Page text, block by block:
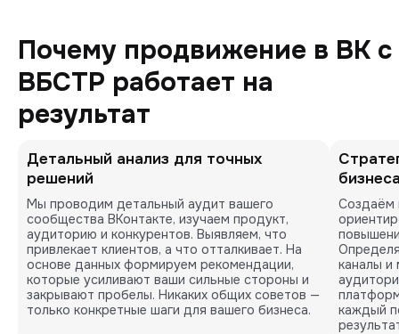
Почему продвижение в ВК с
ВБСТР работает на
результат
Детальный анализ для точных
решений
Мы проводим детальный аудит вашего
сообщества ВКонтакте, изучаем продукт,
аудиторию и конкурентов. Выявляем, что
привлекает клиентов, а что отталкивает. На
основе данных формируем рекомендации,
которые усиливают ваши сильные стороны и
закрывают пробелы. Никаких общих советов —
только конкретные шаги для вашего бизнеса.
Создаём
каналы и
каждый